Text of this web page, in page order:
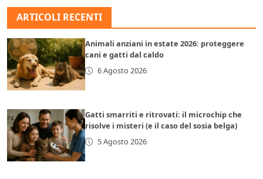
ARTICOLI RECENTI
Animali anziani in estate 2026: proteggere
cani e gatti dal caldo
6 Agosto 2026
Gatti smarriti e ritrovati: il microchip che
risolve i misteri (e il caso del sosia belga)
5 Agosto 2026